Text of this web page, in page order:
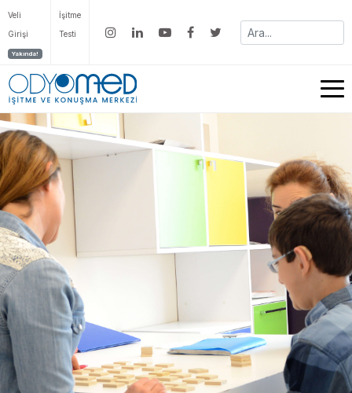
Veli
Girişi
Yakında!
İşitme
Testi